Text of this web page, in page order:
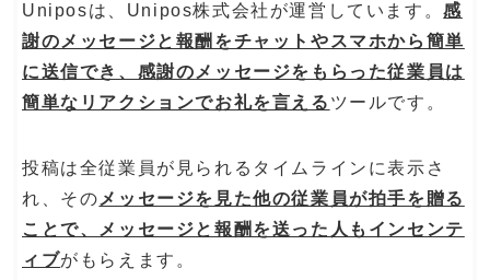
Uniposは、Unipos株式会社が運営しています。感
謝のメッセージと報酬をチャットやスマホから簡単
に送信でき、感謝のメッセージをもらった従業員は
簡単なリアクションでお礼を言える ツールです。
投稿は全従業員が見られるタイムラインに表示さ
れ、その メッセージを見た他の従業員が拍手を贈る
ことで、メッセージと報酬を送った人もインセンテ
ィブがもらえます。